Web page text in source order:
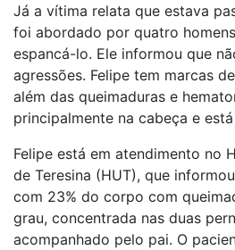
Já a vítima relata que estava
foi abordado por quatro
espancá-lo. Ele informou que
agressões. Felipe tem marcas
além das queimaduras e
principalmente na cabeça e
Felipe está em atendimento no
de Teresina (HUT), que
com 23% do corpo com
grau, concentrada nas duas
acompanhado pelo pai. O